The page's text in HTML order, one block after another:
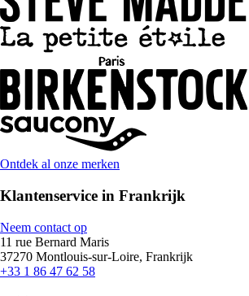
Ontdek al onze merken
Klantenservice in Frankrijk
Neem contact op
11 rue Bernard Maris
37270 Montlouis-sur-Loire, Frankrijk
+33 1 86 47 62 58